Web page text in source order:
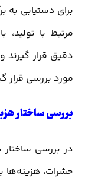
برای دستیابی به
مرتبط با
دقیق قرار
مورد بررسی قرار
بررسی ساختار
در بررسی
حشرات،